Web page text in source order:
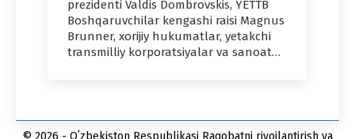
prezidenti Valdis Dombrovskis, YETTB
Boshqaruvchilar kengashi raisi Magnus
Brunner, xorijiy hukumatlar, yetakchi
transmilliy korporatsiyalar va sanoat…
© 2026 - Oʻzbekiston Respublikasi Raqobatni rivojlantirish va